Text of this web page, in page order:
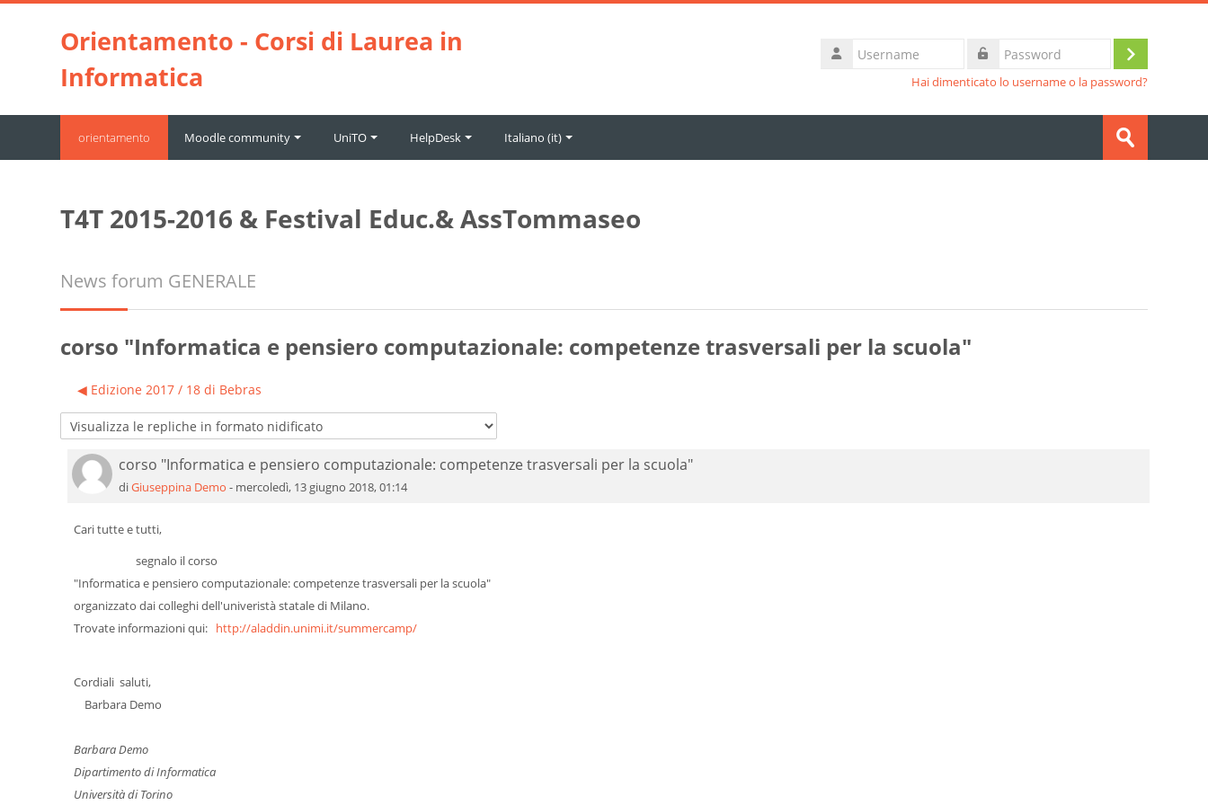
Orientamento - Corsi di Laurea in
Informatica
Username
Login
Hai dimenticato lo username o la password?
orientamento Moodle community UniTO HelpDesk Italiano ‎(it)‎ Invia
T4T 2015-2016 & Festival Educ.& AssTommaseo
News forum GENERALE
corso "Informatica e pensiero computazionale: competenze trasversali per la scuola"
◀︎ Edizione 2017 / 18 di Bebras
corso "Informatica e pensiero computazionale: competenze trasversali per la scuola"
diGiuseppina Demo - mercoledì, 13 giugno 2018, 01:14
Numero di risposte: 0
Cari tutte e tutti,
segnalo il corso
"Informatica e pensiero computazionale: competenze trasversali per la scuola"
organizzato dai colleghi dell'univeristà statale di Milano.
Trovate informazioni qui: http://aladdin.unimi.it/summercamp/
Cordiali saluti,
Barbara Demo
Barbara Demo
Dipartimento di Informatica
Università di Torino